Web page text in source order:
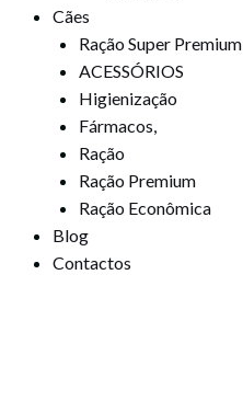
Cães
Ração Super Premium
ACESSÓRIOS
Higienização
Fármacos,
Ração
Ração Premium
Ração Econômica
Blog
Contactos